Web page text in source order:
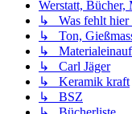
Werstatt, Bücher,
↳ Was fehlt hier
↳ Ton,
↳ Materialeinauf
↳ Carl Jäger
↳ Keramik kraft
↳ BSZ